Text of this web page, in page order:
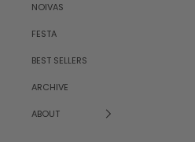
NOIVAS
FESTA
BEST SELLERS
ARCHIVE
ABOUT